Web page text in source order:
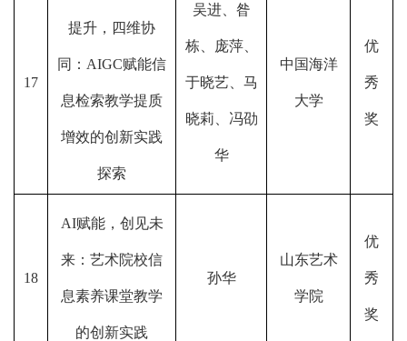
17
提升，四维协
同：AIGC赋能信
息检索教学提质
增效的创新实践
探索
吴进、昝
栋、庞萍、
于晓艺、马
晓莉、冯劭
华
中国海洋
大学
优
秀
奖
18
AI赋能，创见未
来：艺术院校信
息素养课堂教学
的创新实践
孙华
山东艺术
学院
优
秀
奖